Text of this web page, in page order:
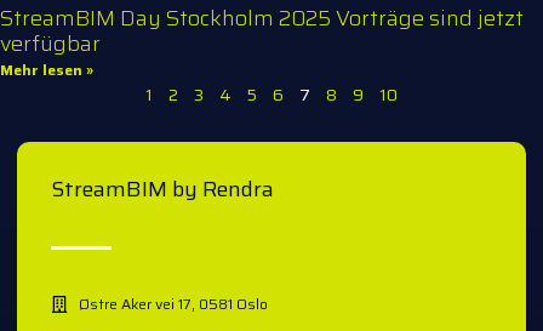
StreamBIM Day Stockholm 2025 Vorträge sind jetzt
verfügbar
Mehr lesen »
1 2 3 4 5 6 7 8 9 10
StreamBIM by Rendra
Østre Aker vei 17, 0581 Oslo